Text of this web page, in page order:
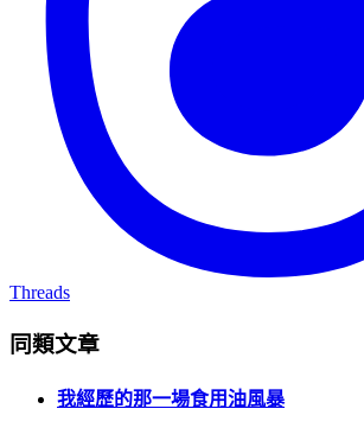
Threads
同類文章
我經歷的那一場食用油風暴